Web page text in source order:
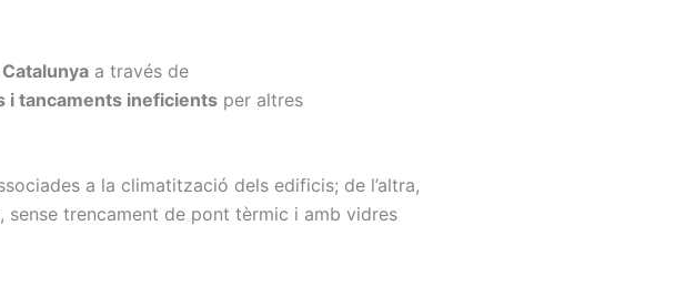
a través de
i tancaments ineficients per altres
a la climatització dels edificis; de l’altra,
sense trencament de pont tèrmic i amb vidres